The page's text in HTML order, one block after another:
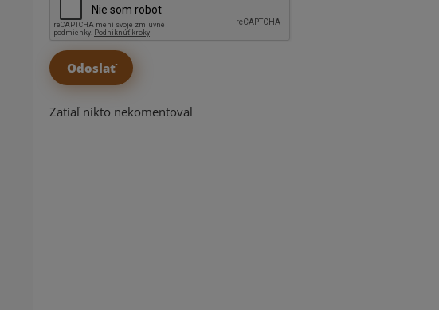
Zatiaľ nikto nekomentoval